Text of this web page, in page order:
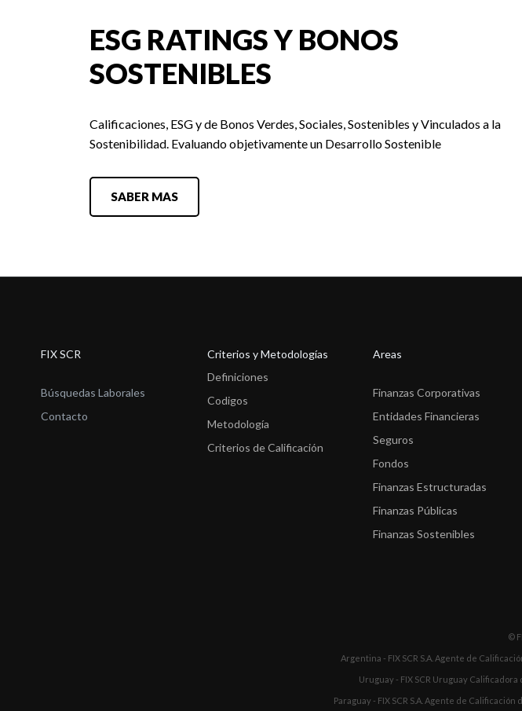
ESG RATINGS Y BONOS
SOSTENIBLES
Calificaciones, ESG y de Bonos Verdes, Sociales, Sostenibles y Vinculados a la
Sostenibilidad. Evaluando objetivamente un Desarrollo Sostenible
SABER MAS
FIX SCR
Búsquedas Laborales
Contacto
Criterios y Metodologías
Definiciones
Codigos
Metodología
Criterios de Calificación
Areas
Finanzas Corporativas
Entidades Financieras
Seguros
Fondos
Finanzas Estructuradas
Finanzas Públicas
Finanzas Sostenibles
©
Argentina - FIX SCR S.A. Agente de
Uruguay - FIX SCR Uruguay Calificadora
Paraguay - FIX SCR S.A. Agente de Calificación